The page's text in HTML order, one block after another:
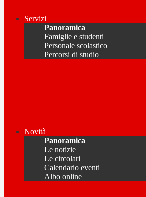
Servizi
Panoramica
Famiglie e studenti
Personale scolastico
Percorsi di studio
Novità
Panoramica
Le notizie
Le circolari
Calendario eventi
Albo online